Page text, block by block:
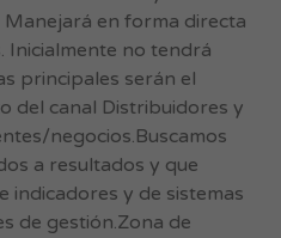
en forma directa
Inicialmente no tendrá
principales serán el
del canal Distribuidores y
negocios.Buscamos
a resultados y que
indicadores y de sistemas
de gestión.Zona de